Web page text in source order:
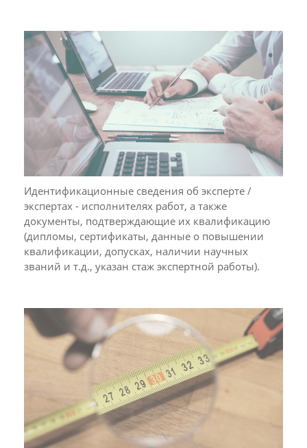
Идентификационные сведения об эксперте /
экспертах - исполнителях работ, а также
документы, подтверждающие их квалификацию
(дипломы, сертификаты, данные о повышении
квалификации, допусках, наличии научных
званий и т.д., указан стаж экспертной работы).